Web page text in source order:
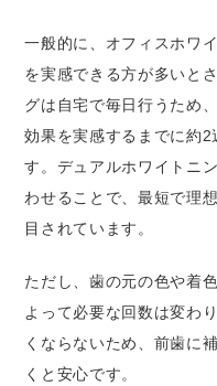
一般的に、オフィスホワ
を実感できる方が多いと
グは自宅で毎日行うため
効果を実感するまでに約
す。デュアルホワイトニ
わせることで、最短で理
目されています。
ただし、歯の元の色や着
よって必要な回数は変わ
くならないため、前歯に
くと安心です。